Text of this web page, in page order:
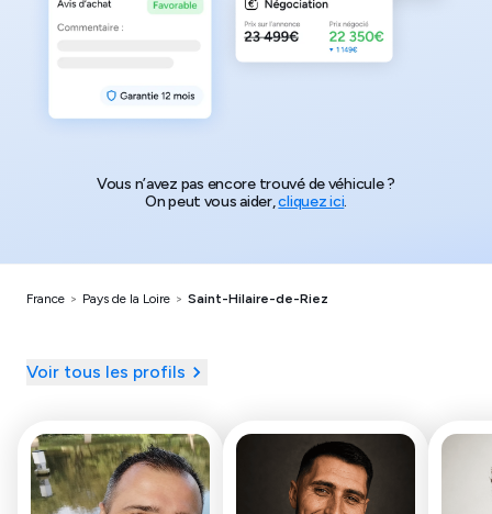
Vous n’avez pas encore trouvé de véhicule ?
On peut vous aider,cliquez ici.
France > Pays de la Loire > Saint-Hilaire-de-Riez
Voir tous les profils